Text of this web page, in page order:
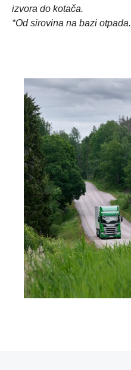
izvora do kotača.
*Od sirovina na bazi otpada.